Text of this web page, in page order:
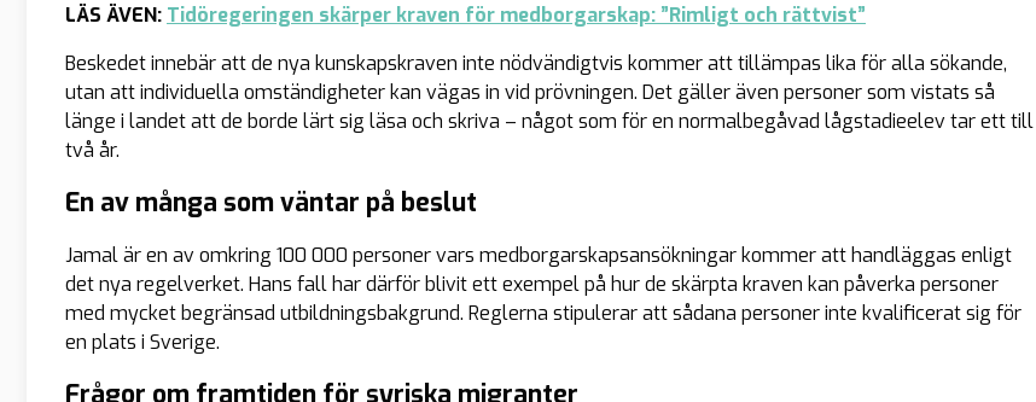
LÄS ÄVEN: Tidöregeringen skärper kraven för medborgarskap: ”Rimligt och rättvist”
Beskedet innebär att de nya kunskapskraven inte nödvändigtvis kommer att tillämpas lika för alla sökande,
utan att individuella omständigheter kan vägas in vid prövningen. Det gäller även personer som vistats så
länge i landet att de borde lärt sig läsa och skriva – något som för en normalbegåvad lågstadieelev tar ett till
två år.
En av många som väntar på beslut
Jamal är en av omkring 100 000 personer vars medborgarskapsansökningar kommer att handläggas enligt
det nya regelverket. Hans fall har därför blivit ett exempel på hur de skärpta kraven kan påverka personer
med mycket begränsad utbildningsbakgrund. Reglerna stipulerar att sådana personer inte kvalificerat sig för
en plats i Sverige.
Frågor om framtiden för syriska migranter